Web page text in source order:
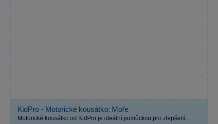
KidPro - Motorické kousátko: Moře
Motorické kousátko od KidPro je ideální pomůckou pro zlepšení...